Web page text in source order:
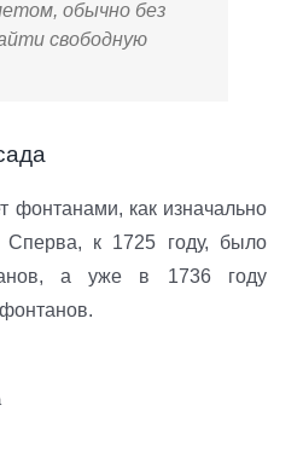
обычно без
свободную
фонтанами, как изначально
к 1725 году, было
а уже в 1736 году